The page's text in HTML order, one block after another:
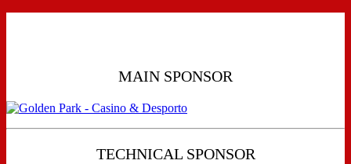
MAIN SPONSOR
TECHNICAL SPONSOR